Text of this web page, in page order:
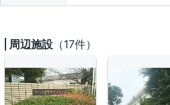
周辺施設 （17件）